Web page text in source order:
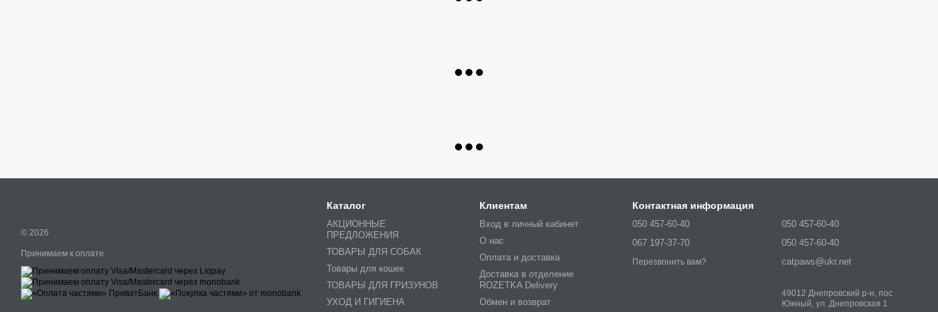
© 2026
Принимаем к оплате
Каталог
АКЦИОННЫЕ
ПРЕДЛОЖЕНИЯ
ТОВАРЫ ДЛЯ СОБАК
Товары для кошек
ТОВАРЫ ДЛЯ ГРИЗУНОВ
УХОД И ГИГИЕНА
Клиентам
Вход в личный кабинет
О нас
Оплата и доставка
Доставка в отделение
ROZETKA Delivery
Обмен и возврат
Контактная информация
050 457-60-40
067 197-37-70
Перезвонить вам?
050 457-60-40
050 457-60-40
catpaws@ukr.net
49012 Днепровский р-н, пос
Южный, ул .Днепровская 1